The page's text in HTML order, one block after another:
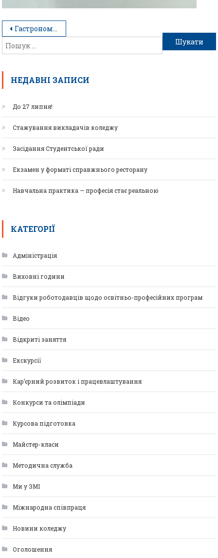
Гастрономічний вечір
НЕДАВНІ ЗАПИСИ
До 27 липня!
Стажування викладачів коледжу
Засідання Студентської ради
Екзамен у форматі справжнього ресторану
Навчальна практика — професія стає реальною
КАТЕГОРІЇ
Адміністрація
Виховні години
Відгуки роботодавців щодо освітньо-професійних програм
Відео
Відкриті заняття
Екскурсії
Кар’єрний розвиток і працевлаштування
Конкурси та олімпіади
Курсова підготовка
Майстер-класи
Методична служба
Ми у ЗМІ
Міжнародна співпраця
Новини коледжу
Оголошення